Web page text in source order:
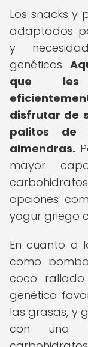
Los snacks y
adaptados
y
genéticos.
que les
disfrutar de
palitos de
almendras.
mayor
opciones
yogur griego
En cuanto a
como
coco
genético
las grasas, y
con una